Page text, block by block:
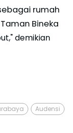
rumah
Bineka
ut," demikian
Audensi